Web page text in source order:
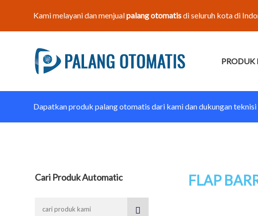
Kami melayani dan menjualpalang otomatisdi seluruh kota di
PRODUK
Dapatkan produk palang otomatis dari kami dan dukungan
Cari Produk Automatic FLAP